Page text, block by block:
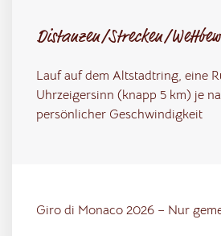
Distanzen/Strecken/
Lauf auf dem Altstadtring, eine
Uhrzeigersinn (knapp 5 km) je
persönlicher Geschwindigkeit
Giro di Monaco 2026 – Nur